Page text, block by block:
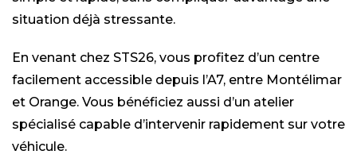
situation déjà stressante.
En venant chez STS26, vous profitez d’un centre
facilement accessible depuis l’A7, entre Montélimar
et Orange. Vous bénéficiez aussi d’un atelier
spécialisé capable d’intervenir rapidement sur votre
véhicule.